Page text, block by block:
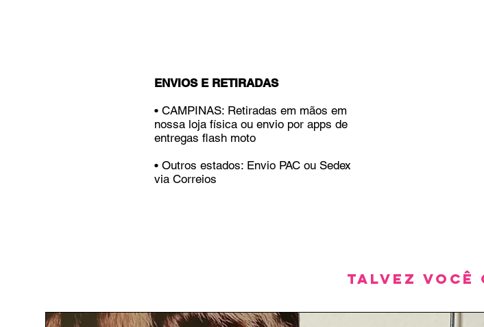
ENVIOS E RETIRADAS
• CAMPINAS: Retiradas em mãos em
nossa loja física ou envio por apps de
entregas flash moto
• Outros estados: Envio PAC ou Sedex
via Correios
Talvez você